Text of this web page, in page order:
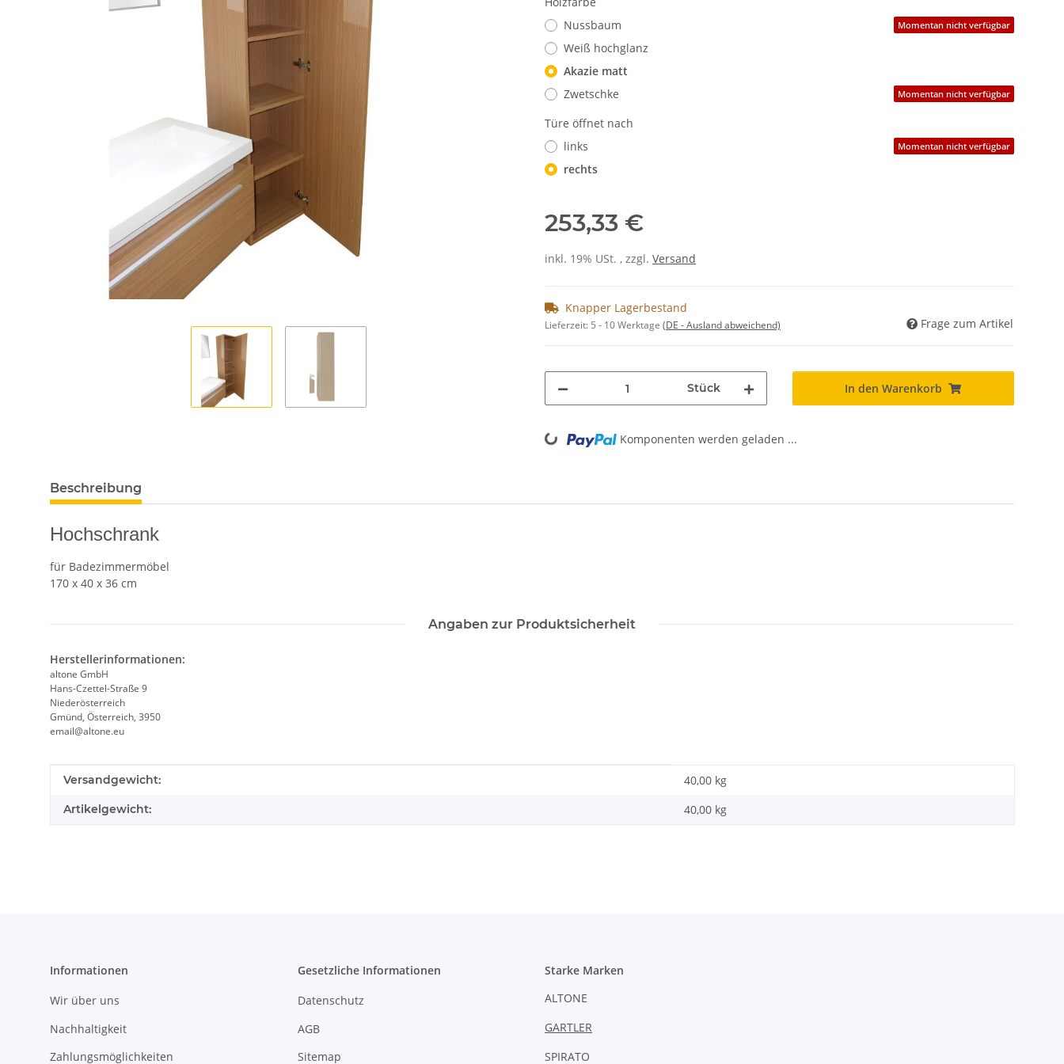
Nussbaum
Momentan nicht verfügbar
Weiß hochglanz
Akazie matt
Zwetschke
Momentan nicht verfügbar
Türe öffnet nach
links
Momentan nicht verfügbar
rechts
253,33 €
inkl. 19% USt. , zzgl. Versand
Knapper Lagerbestand
Lieferzeit: 5 - 10 Werktage (DE - Ausland abweichend) Frage zum Artikel
Stück In den Warenkorb
Loading... Komponenten werden geladen ...
Beschreibung
Hochschrank
für Badezimmermöbel
170 x 40 x 36 cm
Angaben zur Produktsicherheit
Herstellerinformationen:
altone GmbH
Hans-Czettel-Straße 9
Niederösterreich
Gmünd, Österreich, 3950
email@altone.eu
Produkteigenschaft
Wert
Versandgewicht: 40,00 kg
Artikelgewicht: 40,00 kg
Informationen
Wir über uns
Nachhaltigkeit
Zahlungsmöglichkeiten
Gesetzliche Informationen
Datenschutz
AGB
Sitemap
Starke Marken
ALTONE
GARTLER
SPIRATO